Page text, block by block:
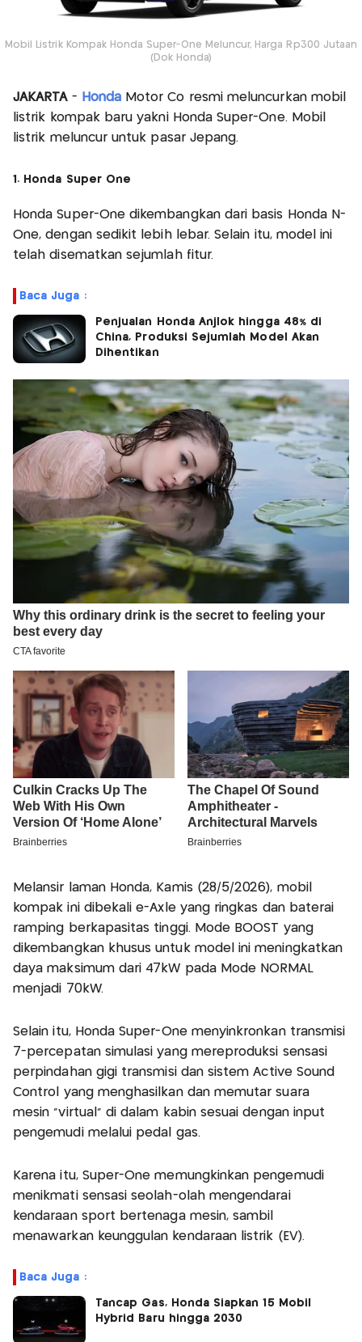
Mobil Listrik Kompak Honda Super-One Meluncur, Harga Rp300 Jutaan
(Dok Honda)
JAKARTA- Honda Motor Co resmi meluncurkan mobil
listrik kompak baru yakni Honda Super-One. Mobil
listrik meluncur untuk pasar Jepang.
1. Honda Super One
Honda Super-One dikembangkan dari basis Honda N-
One, dengan sedikit lebih lebar. Selain itu, model ini
telah disematkan sejumlah fitur.
Baca Juga :
Penjualan Honda Anjlok hingga 48% di
China, Produksi Sejumlah Model Akan
Dihentikan
Melansir laman Honda, Kamis (28/5/2026), mobil
kompak ini dibekali e-Axle yang ringkas dan baterai
ramping berkapasitas tinggi. Mode BOOST yang
dikembangkan khusus untuk model ini meningkatkan
daya maksimum dari 47kW pada Mode NORMAL
menjadi 70kW.
Selain itu, Honda Super-One menyinkronkan transmisi
7-percepatan simulasi yang mereproduksi sensasi
perpindahan gigi transmisi dan sistem Active Sound
Control yang menghasilkan dan memutar suara
mesin "virtual" di dalam kabin sesuai dengan input
pengemudi melalui pedal gas.
Karena itu, Super-One memungkinkan pengemudi
menikmati sensasi seolah-olah mengendarai
kendaraan sport bertenaga mesin, sambil
menawarkan keunggulan kendaraan listrik (EV).
Baca Juga :
Tancap Gas, Honda Siapkan 15 Mobil
Hybrid Baru hingga 2030